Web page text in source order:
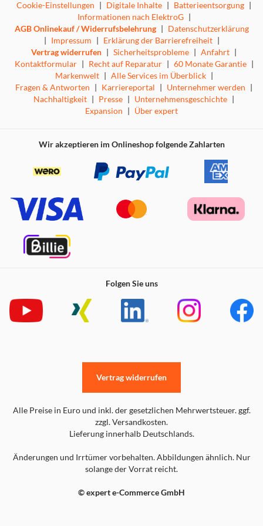
Cookie-Einstellungen | Digitale Inhalte | Batterieentsorgung |
Informationen nach ElektroG |
AGB Onlinekauf / Widerrufsbelehrung | Datenschutzerklärung
| Impressum | Erklärung der Barrierefreiheit |
Vertrag widerrufen | Sicherheitsprobleme | Anfahrt |
Kontaktformular | Recht auf Reparatur | 60 Monate Garantie |
Markenwelt | Alle Services im Überblick |
Fragen & Antworten | Karriereportal | Unternehmer werden |
Nachhaltigkeit | Presse | Unternehmensgeschichte |
Expansion | Über expert
Wir akzeptieren im Onlineshop folgende Zahlarten
Folgen Sie uns
Alle Preise in Euro und inkl. der gesetzlichen Mehrwertsteuer. ggf.
zzgl. Versandkosten.
Lieferung innerhalb Deutschlands.
Änderungen und Irrtümer vorbehalten. Abbildungen ähnlich. Nur
solange der Vorrat reicht.
© expert e-Commerce GmbH
Vertrag widerrufen